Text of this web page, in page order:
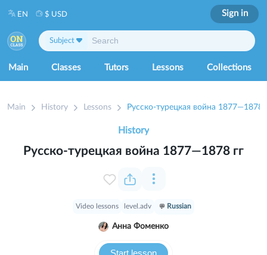
Main Classes Tutors Lessons Collections
Subject
EN $ USD Sign in
Main History Lessons Русско-турецкая война 1877—1878
Русско-турецкая война 1877—1878 гг
Video lessons level.adv Russian
Анна Фоменко
History